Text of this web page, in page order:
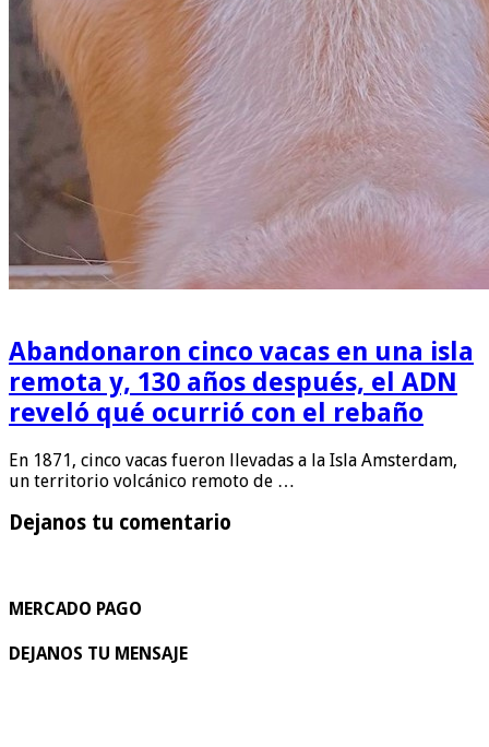
Abandonaron cinco vacas en una isla
remota y, 130 años después, el ADN
reveló qué ocurrió con el rebaño
En 1871, cinco vacas fueron llevadas a la Isla Amsterdam,
un territorio volcánico remoto de …
Dejanos tu comentario
MERCADO PAGO
DEJANOS TU MENSAJE